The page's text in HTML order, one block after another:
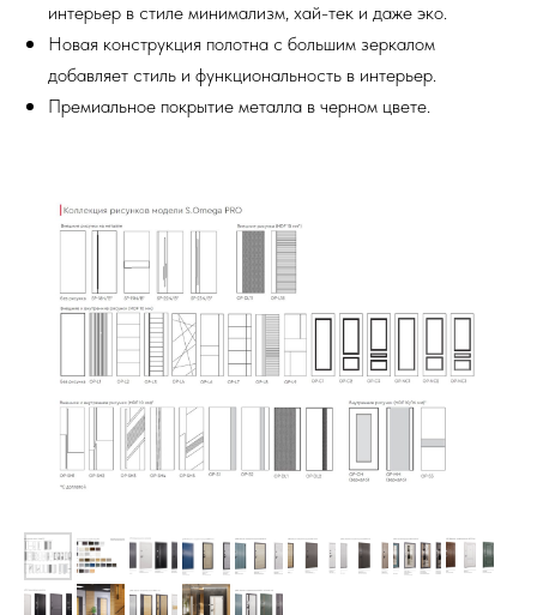
интерьер в стиле минимализм, хай-тек и даже эко.
Новая конструкция полотна с большим зеркалом
добавляет стиль и функциональность в интерьер.
Премиальное покрытие металла в черном цвете.